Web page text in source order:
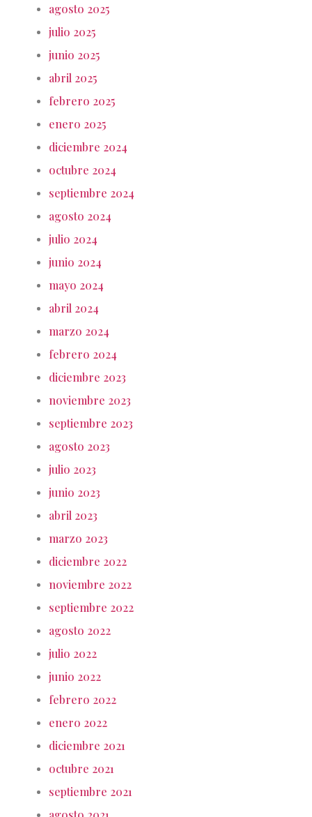
agosto 2025
julio 2025
junio 2025
abril 2025
febrero 2025
enero 2025
diciembre 2024
octubre 2024
septiembre 2024
agosto 2024
julio 2024
junio 2024
mayo 2024
abril 2024
marzo 2024
febrero 2024
diciembre 2023
noviembre 2023
septiembre 2023
agosto 2023
julio 2023
junio 2023
abril 2023
marzo 2023
diciembre 2022
noviembre 2022
septiembre 2022
agosto 2022
julio 2022
junio 2022
febrero 2022
enero 2022
diciembre 2021
octubre 2021
septiembre 2021